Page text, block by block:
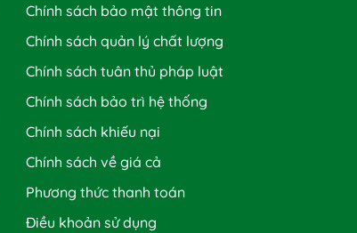
Chính sách bảo mật thông tin
Chính sách quản lý chất lượng
Chính sách tuân thủ pháp luật
Chính sách bảo trì hệ thống
Chính sách khiếu nại
Chính sách về giá cả
Phương thức thanh toán
Điều khoản sử dụng